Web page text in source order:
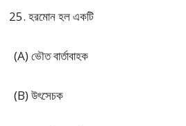
হরমোন হল একটি
(A) ভৌত বার্তাবাহক
(B) উৎসেচক